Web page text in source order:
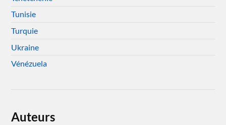
Tunisie
Turquie
Ukraine
Vénézuela
Auteurs